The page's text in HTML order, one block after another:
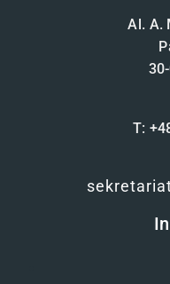
Al. A.
T: